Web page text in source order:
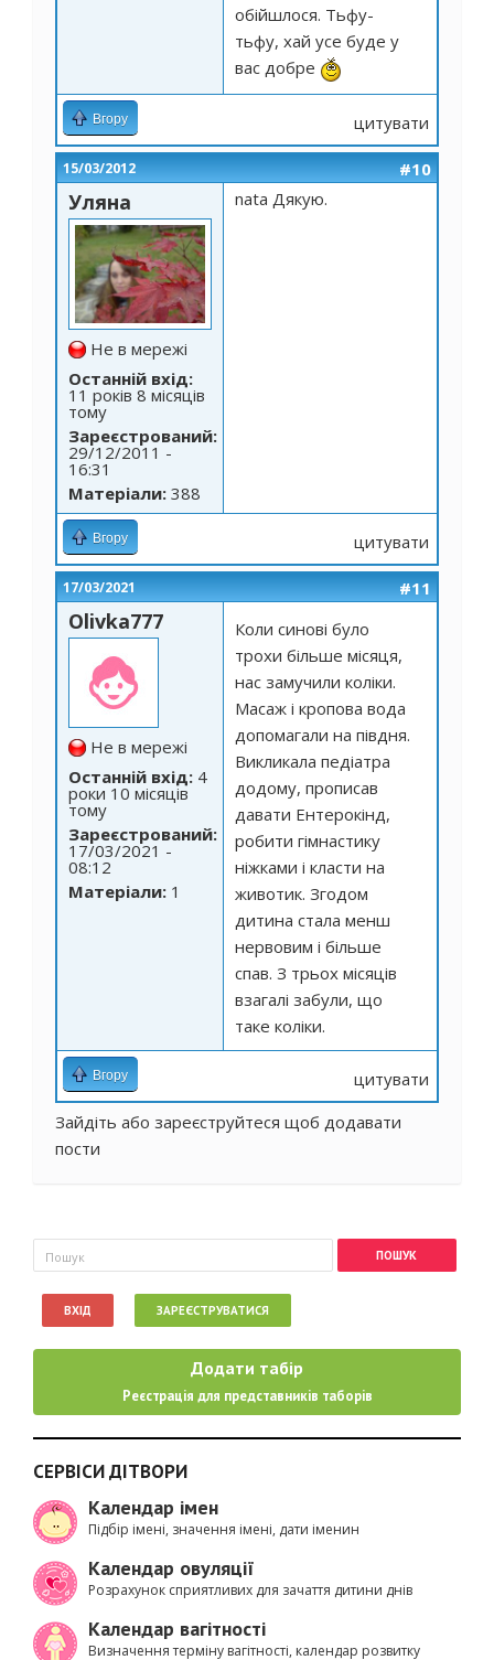
обійшлося. Тьфу-
тьфу, хай усе буде у
вас добре
Вгору цитувати
15/03/2012 #10
Уляна
Не в мережі
Останній вхід:
11 років 8 місяців
тому
Зареєстрований:
29/12/2011 -
16:31
Матеріали: 388
nata Дякую.
Вгору цитувати
17/03/2021 #11
Olivka777
Не в мережі
Останній вхід: 4
роки 10 місяців
тому
Зареєстрований:
17/03/2021 -
08:12
Матеріали: 1
Коли синові було
трохи більше місяця,
наc замучили коліки.
Масаж і кропова вода
допомагали на півдня.
Викликала педіатра
додому, прописав
давати Ентерокінд,
робити гімнастику
ніжками і класти на
животик. Згодом
дитина стала менш
нервовим і більше
спав. З трьох місяців
взагалі забули, що
таке коліки.
Вгору
цитувати
Зайдіть або зареєструйтеся щоб додавати
пости
Пошукова форма
Пошук
ВХІД ЗАРЕЄСТРУВАТИСЯ
Додати табір
Реєстрація для представників таборів
СЕРВІСИ ДІТВОРИ
Календар імен
Підбір імені, значення імені, дати іменин
Календар овуляції
Розрахунок сприятливих для зачаття дитини днів
Календар вагітності
Визначення терміну вагітності, календар розвитку